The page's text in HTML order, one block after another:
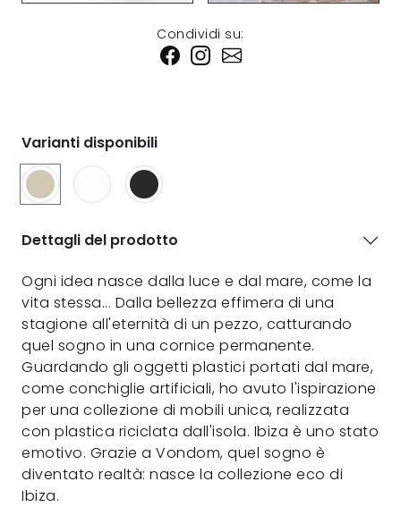
Condividi su:
Varianti disponibili
Dettagli del prodotto
Ogni idea nasce dalla luce e dal mare, come la
vita stessa... Dalla bellezza effimera di una
stagione all'eternità di un pezzo, catturando
quel sogno in una cornice permanente.
Guardando gli oggetti plastici portati dal mare,
come conchiglie artificiali, ho avuto l'ispirazione
per una collezione di mobili unica, realizzata
con plastica riciclata dall'isola. Ibiza è uno stato
emotivo. Grazie a Vondom, quel sogno è
diventato realtà: nasce la collezione eco di
Ibiza.